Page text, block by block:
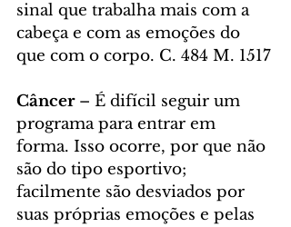
sinal que trabalha mais com a
cabeça e com as emoções do
que com o corpo. C. 484 M. 1517
Câncer – É difícil seguir um
programa para entrar em
forma. Isso ocorre, por que não
são do tipo esportivo;
facilmente são desviados por
suas próprias emoções e pelas